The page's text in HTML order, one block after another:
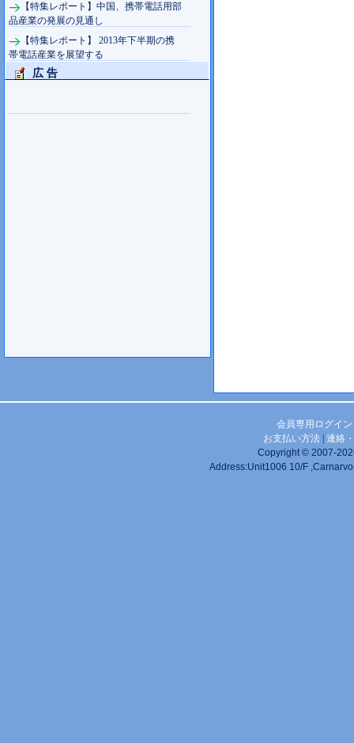
【特集レポート】中国、携帯電話用部
品産業の発展の見通し
【特集レポート】 2013年下半期の携
帯電話産業を展望する
広 告